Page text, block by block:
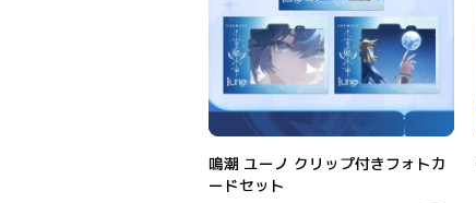
鳴潮 ユーノ クリップ付きフォトカ
ードセット